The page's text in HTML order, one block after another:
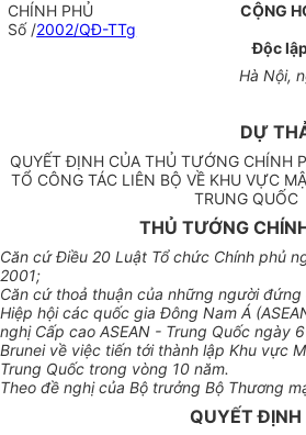
CHÍNH PHỦ
Số /2002/QĐ-TTg
CỘNG
Độc
Hà Nội,
DỰ
QUYẾT ĐỊNH CỦA THỦ TƯỚNG CHÍNH
TỔ CÔNG TÁC LIÊN BỘ VỀ KHU VỰC
TRUNG QUỐC
THỦ TƯỚNG
Căn cứ Điều 20 Luật Tổ chức Chính phủ
2001;
Căn cứ thoả thuận của những người
Hiệp hội các quốc gia Đông Nam Á
nghị Cấp cao ASEAN - Trung Quốc ngày
Brunei về việc tiến tới thành lập Khu vực
Trung Quốc trong vòng 10 năm.
Theo đề nghị của Bộ trưởng Bộ Thương
QUYẾT ĐỊNH